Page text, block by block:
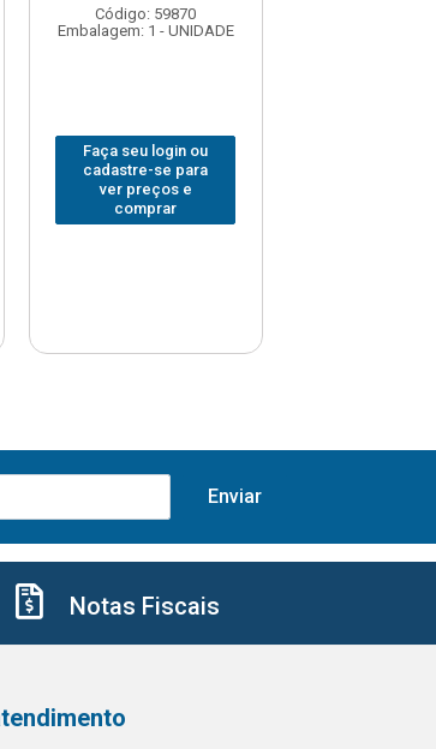
Código: 59870
Embalagem: 1 - UNIDADE
Faça seu login ou
cadastre-se para
ver preços e
comprar
Notas Fiscais